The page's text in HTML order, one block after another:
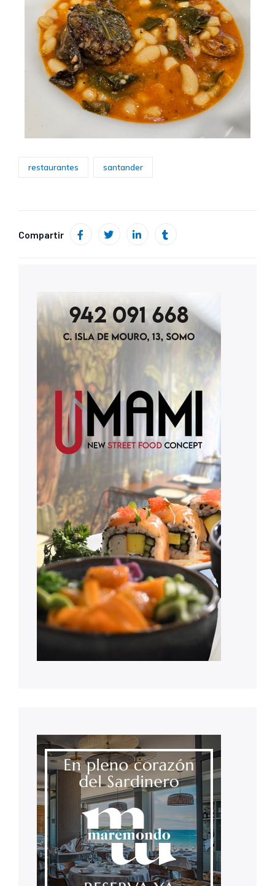
restaurantes santander
Compartir